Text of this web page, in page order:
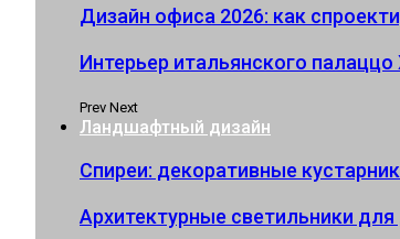
Дизайн офиса 2026: как
Интерьер итальянского
Prev Next
Ландшафтный дизайн
Спиреи: декоративные
Архитектурные светильники для